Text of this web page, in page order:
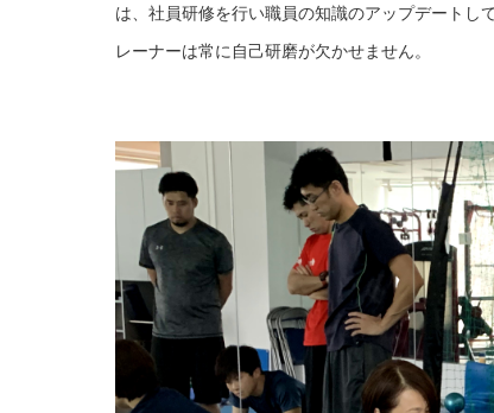
は、社員研修を行い職員の知識のアップデートし
レーナーは常に自己研磨が欠かせません。